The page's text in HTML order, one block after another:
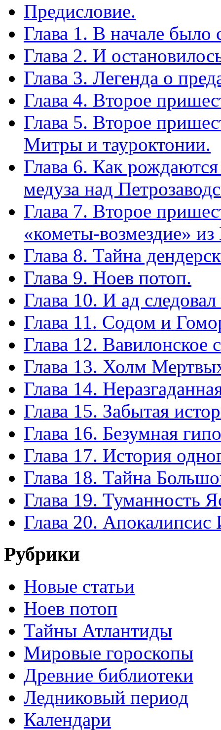
Предисловие.
Глава 1. В начале было
Глава 2. И
Глава 3. Легенда о
Глава 4. Второе
Глава 5. Второе
Митры и тауроктонии.
Глава 6. Как
медуза над
Глава 7. Второе
«кометы-возмездие»
Глава 8. Тайна
Глава 9. Ноев потоп.
Глава 10. И ад
Глава 11. Содом и
Глава 12. Вавилонское
Глава 13. Холм
Глава 14.
Глава 15. Забытая
Глава 16. Безумная
Глава 17. История
Глава 18. Тайна
Глава 19. Туманность
Глава 20. Апокалипсис
Рубрики
Новые статьи
Ноев потоп
Тайны Атлантиды
Мировые гороскопы
Древние библиотеки
Ледниковый период
Календари